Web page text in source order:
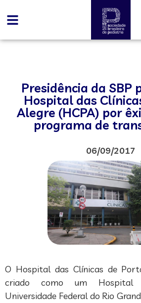
Presidência da SBP
Hospital das
Alegre (HCPA) por
programa de
06/09/2017
O Hospital das Clínicas de
criado como um Hospital
Universidade Federal do Rio